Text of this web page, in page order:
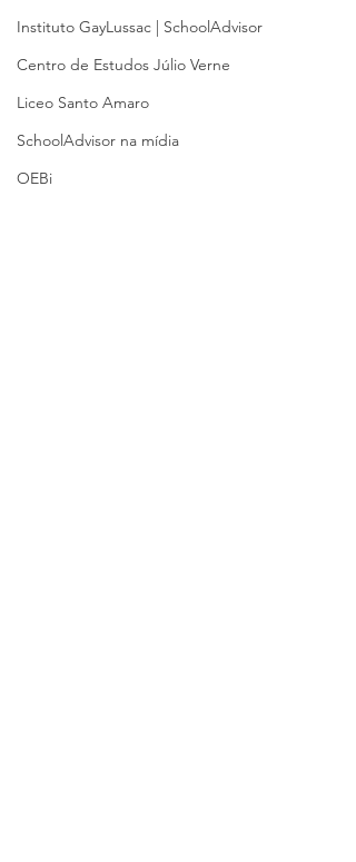
Instituto GayLussac | SchoolAdvisor
Centro de Estudos Júlio Verne
Liceo Santo Amaro
SchoolAdvisor na mídia
OEBi